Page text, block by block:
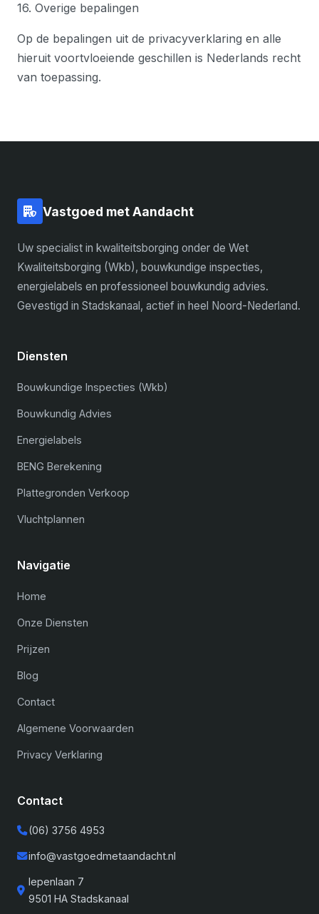
16. Overige bepalingen
Op de bepalingen uit de privacyverklaring en alle
hieruit voortvloeiende geschillen is Nederlands recht
van toepassing.
Vastgoed met Aandacht
Uw specialist in kwaliteitsborging onder de Wet
Kwaliteitsborging (Wkb), bouwkundige inspecties,
energielabels en professioneel bouwkundig advies.
Gevestigd in Stadskanaal, actief in heel Noord-Nederland.
Diensten
Bouwkundige Inspecties (Wkb)
Bouwkundig Advies
Energielabels
BENG Berekening
Plattegronden Verkoop
Vluchtplannen
Navigatie
Home
Onze Diensten
Prijzen
Blog
Contact
Algemene Voorwaarden
Privacy Verklaring
Contact
(06) 3756 4953
info@vastgoedmetaandacht.nl
Iepenlaan 7
9501 HA Stadskanaal